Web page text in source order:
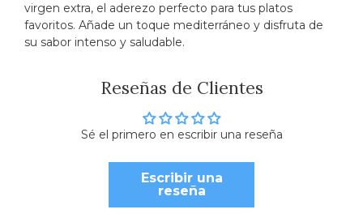
virgen extra, el aderezo perfecto para tus platos
favoritos. Añade un toque mediterráneo y disfruta de
su sabor intenso y saludable.
Reseñas de Clientes
Sé el primero en escribir una reseña
Escribir una
reseña